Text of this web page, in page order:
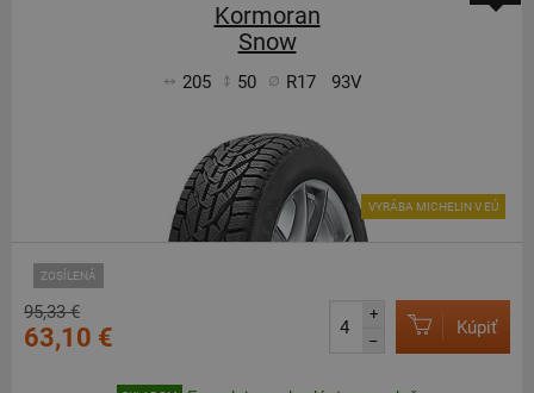
Kormoran
Snow
205 50 R17 93V
ZOSÍLENÁ
VYRÁBA MICHELIN V EÚ
95,33 €
63,10 €
+
–
Kúpiť